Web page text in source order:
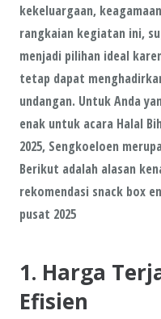
kekeluargaan,
rangkaian kegiatan ini,
menjadi pilihan ideal
tetap dapat
undangan. Untuk Anda
enak untuk acara Halal
2025, Sengkoeloen
Berikut adalah alasan
rekomendasi snack box
pusat 2025
1. Harga
Efisien